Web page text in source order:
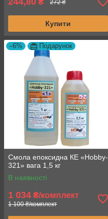
₴ 272 ₴
Купити
–6% Подарунок
Смола епоксидна КЕ «Hobby-
321» вага 1,5 кг
В наявності
1 034 ₴/комплект
1 100 ₴/комплект